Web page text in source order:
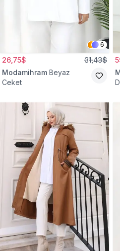
6
26,75$ 31,43$
Modamihram Beyaz
Ceket